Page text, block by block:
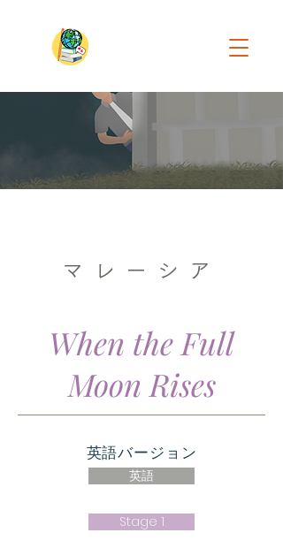
マレーシア
When the Full
Moon Rises
英語バージョン
英語
Stage 1